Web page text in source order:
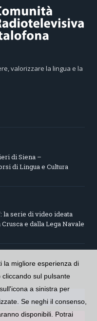
valorizzare la lingua e la
di Siena –
di Lingua e Cultura
la serie di video ideata
e dalla Lega Navale
la migliore esperienza di
sul pulsante
a sinistra per
Se neghi il consenso,
disponibili. Potrai